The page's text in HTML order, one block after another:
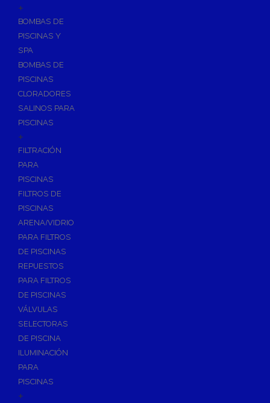
+
BOMBAS DE
PISCINAS Y
SPA
BOMBAS DE
PISCINAS
CLORADORES
SALINOS PARA
PISCINAS
+
FILTRACIÓN
PARA
PISCINAS
FILTROS DE
PISCINAS
ARENA/VIDRIO
PARA FILTROS
DE PISCINAS
REPUESTOS
PARA FILTROS
DE PISCINAS
VÁLVULAS
SELECTORAS
DE PISCINA
ILUMINACIÓN
PARA
PISCINAS
+